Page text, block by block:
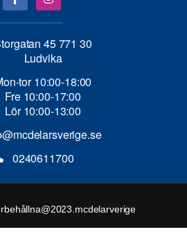
45 771 30
Ludvika
tor 10:00-18:00
Fre 10:00-17:00
Lör 10:00-13:00
0240611700